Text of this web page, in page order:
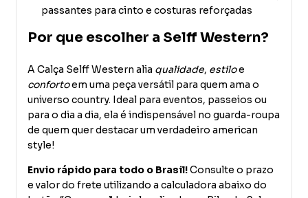
passantes para cinto e costuras reforçadas
Por que escolher a Selff Western?
A Calça Selff Western alia qualidade, estiloe
confortoem uma peça versátil para quem ama o
universo country. Ideal para eventos, passeios ou
para o dia a dia, ela é indispensável no guarda-roupa
de quem quer destacar um verdadeiro american
style!
Envio rápido para todo o Brasil!Consulte o prazo
e valor do frete utilizando a calculadora abaixo do